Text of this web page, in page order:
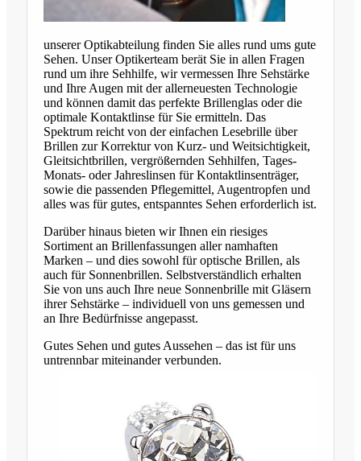
unserer Optikabteilung finden Sie alles rund ums gute
Sehen. Unser Optikerteam berät Sie in allen Fragen
rund um ihre Sehhilfe, wir vermessen Ihre Sehstärke
und Ihre Augen mit der allerneuesten Technologie
und können damit das perfekte Brillenglas oder die
optimale Kontaktlinse für Sie ermitteln. Das
Spektrum reicht von der einfachen Lesebrille über
Brillen zur Korrektur von Kurz- und Weitsichtigkeit,
Gleitsichtbrillen, vergrößernden Sehhilfen, Tages-
Monats- oder Jahreslinsen für Kontaktlinsenträger,
sowie die passenden Pflegemittel, Augentropfen und
alles was für gutes, entspanntes Sehen erforderlich ist.
Darüber hinaus bieten wir Ihnen ein riesiges
Sortiment an Brillenfassungen aller namhaften
Marken – und dies sowohl für optische Brillen, als
auch für Sonnenbrillen. Selbstverständlich erhalten
Sie von uns auch Ihre neue Sonnenbrille mit Gläsern
ihrer Sehstärke – individuell von uns gemessen und
an Ihre Bedürfnisse angepasst.
Gutes Sehen und gutes Aussehen – das ist für uns
untrennbar miteinander verbunden.